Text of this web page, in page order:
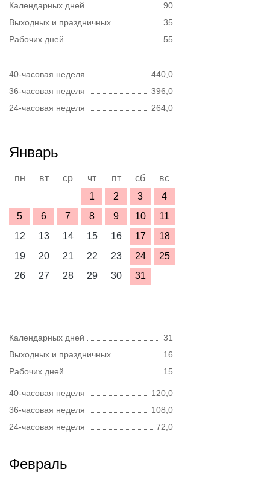
Календарных дней
90
Выходных и праздничных
35
Рабочих дней
55
40-часовая неделя
440,0
36-часовая неделя
396,0
24-часовая неделя
264,0
Январь
пн вт ср чт пт сб
вс
1
2 3
4
5
6 7 8 9 10
11
12
13 14 15 16 17
18
19
20 21 22 23 24
25
26
27 28 29 30 31
Календарных дней
31
Выходных и праздничных
16
Рабочих дней
15
40-часовая неделя
120,0
36-часовая неделя
108,0
24-часовая неделя
72,0
Февраль